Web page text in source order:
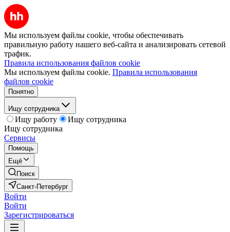
Мы используем файлы cookie, чтобы обеспечивать
правильную работу нашего веб-сайта и анализировать сетевой
трафик.
Правила использования файлов cookie
Мы используем файлы cookie. Правила использования
файлов cookie
Понятно
Ищу сотрудника
Ищу работу
Ищу сотрудника
Ищу сотрудника
Сервисы
Помощь
Ещё
Поиск
Санкт-Петербург
Войти
Войти
Зарегистрироваться